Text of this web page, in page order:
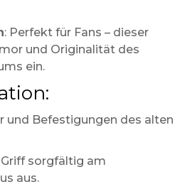
: Perfekt für Fans – dieser
und Originalität des
ein.
und Befestigungen des alten
Griff sorgfältig am
aus.